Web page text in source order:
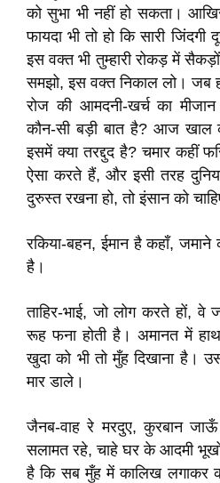
को सुभा भी नहीं हो सकता।
फायदा भी तो हो कि सारी
इस वक्त भी तुम्हारी रोकड़ में
समझो, इस वक्त निकाल लो। जब
रोज की आमदनी-खर्च का
कौन-सी बड़ी बात है? आज खाल
इसमें क्या तरद्दुद है? चमार कहीं
ऐसा करते हैं, और इसी तरह
दुरुस्त रखना हो, तो इंसान को
रकिया-बहन, ईमान है कहाँ, जमाने
है।
ताहिर-भाई, जो लोग करते हों, वे
रूह फना होती है। अमानत में
खुदा को भी तो मुँह दिखाना है।
मार डाले।
जैनब-वाह रे मरदुए, कुरबान
सलामत रहे, चाहे घर के आदमी भूखों
है कि सब मुँह में कालिख लगाकर